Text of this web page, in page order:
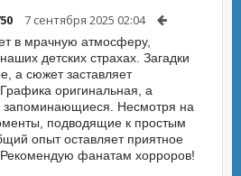
7 сентября 2025 02:04
в мрачную атмосферу,
детских страхах. Загадки
а сюжет заставляет
оригинальная, а
Несмотря на
подводящие к простым
опыт оставляет приятное
Рекомендую фанатам хорроров!